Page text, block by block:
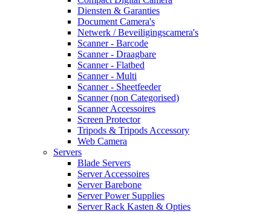
Diensten & Garanties
Document Camera's
Netwerk / Beveiligingscamera's
Scanner - Barcode
Scanner - Draagbare
Scanner - Flatbed
Scanner - Multi
Scanner - Sheetfeeder
Scanner (non Categorised)
Scanner Accessoires
Screen Protector
Tripods & Tripods Accessory
Web Camera
Servers
Blade Servers
Server Accessoires
Server Barebone
Server Power Supplies
Server Rack Kasten & Opties